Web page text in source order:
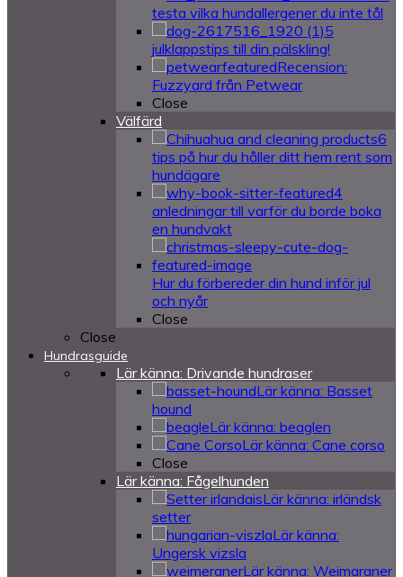
testa vilka hundallergener du inte tål
5
julklappstips till din pälskling!
Recension:
Fuzzyard från Petwear
Close
Välfärd
6
tips på hur du håller ditt hem rent som
hundägare
4
anledningar till varför du borde boka
en hundvakt
Hur du förbereder din hund inför jul
och nyår
Close
Close
Hundrasguide
Lär känna: Drivande hundraser
Lär känna: Basset
hound
Lär känna: beaglen
Lär känna: Cane corso
Close
Lär känna: Fågelhunden
Lär känna: irländsk
setter
Lär känna:
Ungersk vizsla
Lär känna: Weimaraner